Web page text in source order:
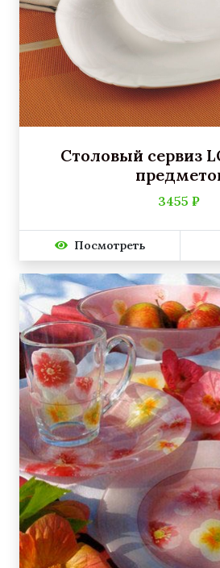
Столовый сервиз
3455 ₽
Посмотреть